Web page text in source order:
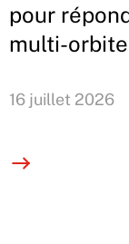
pour
multi-
16 juillet 2026